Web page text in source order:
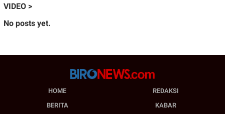
VIDEO >
No posts yet.
HOME
REDAKSI
BERITA
KABAR